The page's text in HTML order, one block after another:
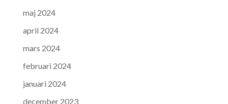
maj 2024
april 2024
mars 2024
februari 2024
januari 2024
december 2023